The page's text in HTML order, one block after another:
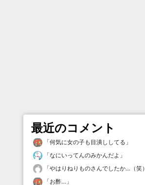
最近のコメント
「何気に女の子も目潰ししてる 」
「なにいってんのみかんだよ 」
「やはりねりものさんでしたか…（笑）
「お酢… 」